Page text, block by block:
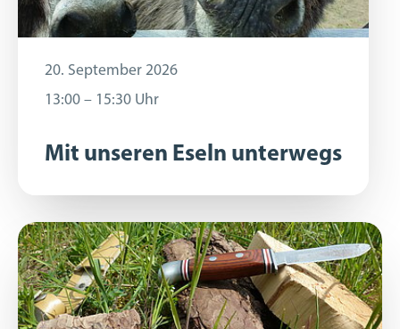
20. September 2026
13:00 – 15:30 Uhr
20. September 2026
13:00 – 15:30 Uhr
Mit unseren Eseln unterwegs